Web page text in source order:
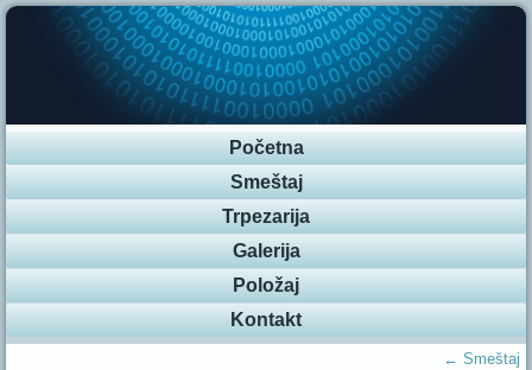
Početna
Smeštaj
Trpezarija
Galerija
Položaj
Kontakt
← Smeštaj